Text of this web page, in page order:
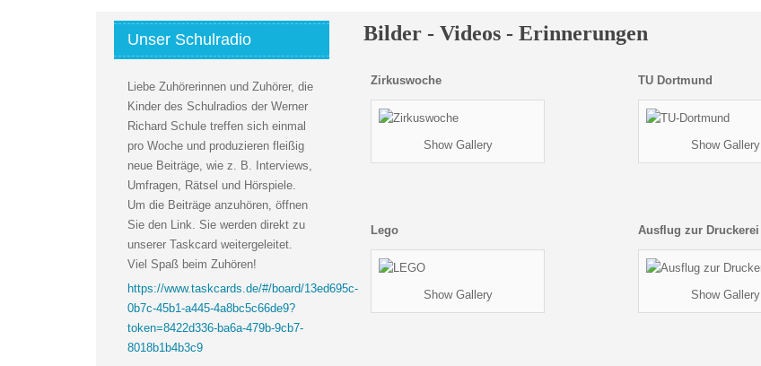
Bilder - Videos - Erinnerungen
Zirkuswoche
Show Gallery
TU Dortmund
Show Gallery
Lego
Show Gallery
Ausflug zur Druckerei
Show Gallery
Unser Schulradio
Liebe Zuhörerinnen und Zuhörer, die
Kinder des Schulradios der Werner
Richard Schule treffen sich einmal
pro Woche und produzieren fleißig
neue Beiträge, wie z. B. Interviews,
Umfragen, Rätsel und Hörspiele.
Um die Beiträge anzuhören, öffnen
Sie den Link. Sie werden direkt zu
unserer Taskcard weitergeleitet.
Viel Spaß beim Zuhören!
https://www.taskcards.de/#/board/13ed695c-
0b7c-45b1-a445-4a8bc5c66de9?
token=8422d336-ba6a-479b-9cb7-
8018b1b4b3c9